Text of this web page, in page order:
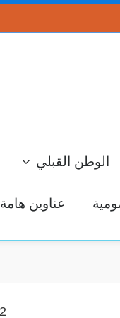
الوطن القبلي
عناوين هامة